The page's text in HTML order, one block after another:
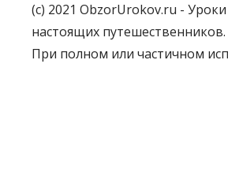
(c) 2021 ObzorUrokov.ru -
настоящих путешественников.
При полном или частичном